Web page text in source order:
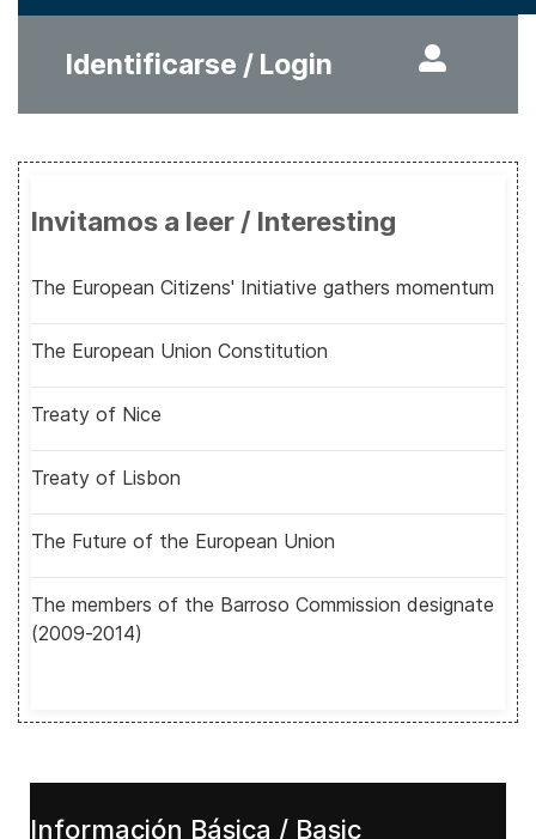
Identificarse / Login
Invitamos a leer / Interesting
The European Citizens' Initiative gathers momentum
The European Union Constitution
Treaty of Nice
Treaty of Lisbon
The Future of the European Union
The members of the Barroso Commission designate
(2009-2014)
Información Básica / Basic